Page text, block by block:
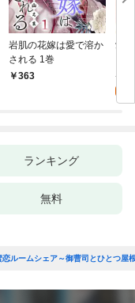
岩肌の花嫁は愛で溶か
される 1巻
363
愛
ランキング
無料
恋ルームシェア～御曹司とひとつ屋